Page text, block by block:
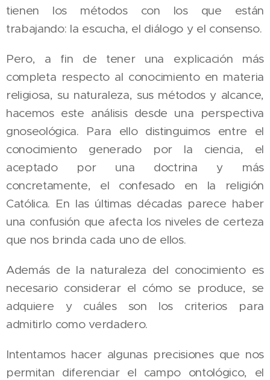
tienen los métodos con los que están
trabajando: la escucha, el diálogo y el consenso.
Pero, a fin de tener una explicación más
completa respecto al conocimiento en materia
religiosa, su naturaleza, sus métodos y alcance,
hacemos este análisis desde una perspectiva
gnoseológica. Para ello distinguimos entre el
conocimiento generado por la ciencia, el
aceptado por una doctrina y más
concretamente, el confesado en la religión
Católica. En las últimas décadas parece haber
una confusión que afecta los niveles de certeza
que nos brinda cada uno de ellos.
Además de la naturaleza del conocimiento es
necesario considerar el cómo se produce, se
adquiere y cuáles son los criterios para
admitirlo como verdadero.
Intentamos hacer algunas precisiones que nos
permitan diferenciar el campo ontológico, el